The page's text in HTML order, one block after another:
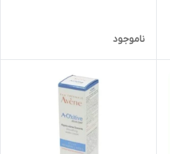
ناموجود